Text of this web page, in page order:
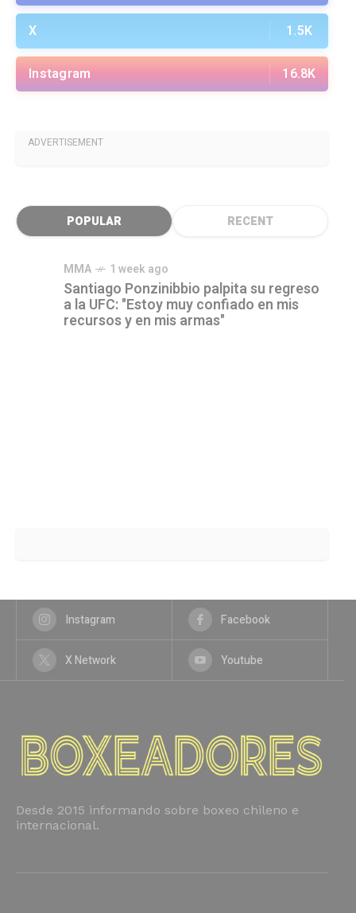
X 1.5K
Instagram 16.8K
ADVERTISEMENT
POPULAR RECENT
MMA 1 week ago
Santiago Ponzinibbio palpita su regreso
a la UFC: "Estoy muy confiado en mis
recursos y en mis armas"
Instagram Facebook
X Network Youtube
Desde 2015 informando sobre boxeo chileno e
internacional.